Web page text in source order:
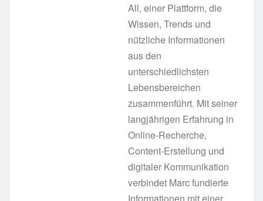
All, einer Plattform, die
Wissen, Trends und
nützliche Informationen
aus den
unterschiedlichsten
Lebensbereichen
zusammenführt. Mit seiner
langjährigen Erfahrung in
Online-Recherche,
Content-Erstellung und
digitaler Kommunikation
verbindet Marc fundierte